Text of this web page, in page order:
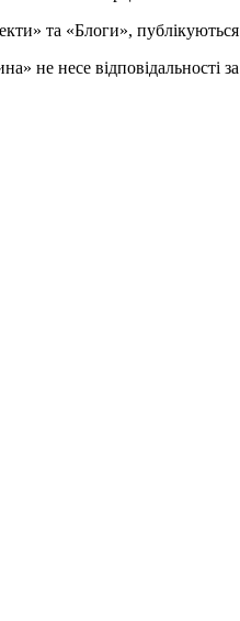
та «Блоги»,
не несе відповідальності